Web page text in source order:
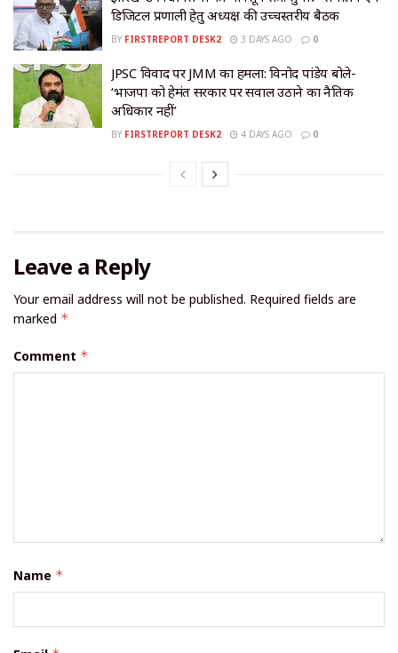
डिजिटल प्रणाली हेतु अध्यक्ष की उच्चस्तरीय बैठक
BY FIRSTREPORT DESK2 3 DAYS AGO 0
JPSC विवाद पर JMM का हमला: विनोद पांडेय बोले-
‘भाजपा को हेमंत सरकार पर सवाल उठाने का नैतिक
अधिकार नहीं’
BY FIRSTREPORT DESK2 4 DAYS AGO 0
Leave a Reply
Your email address will not be published. Required fields are
marked *
Comment *
Name *